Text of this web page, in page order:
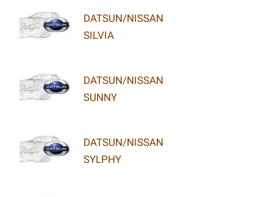
DATSUN/NISSAN
SILVIA
DATSUN/NISSAN
SUNNY
DATSUN/NISSAN
SYLPHY